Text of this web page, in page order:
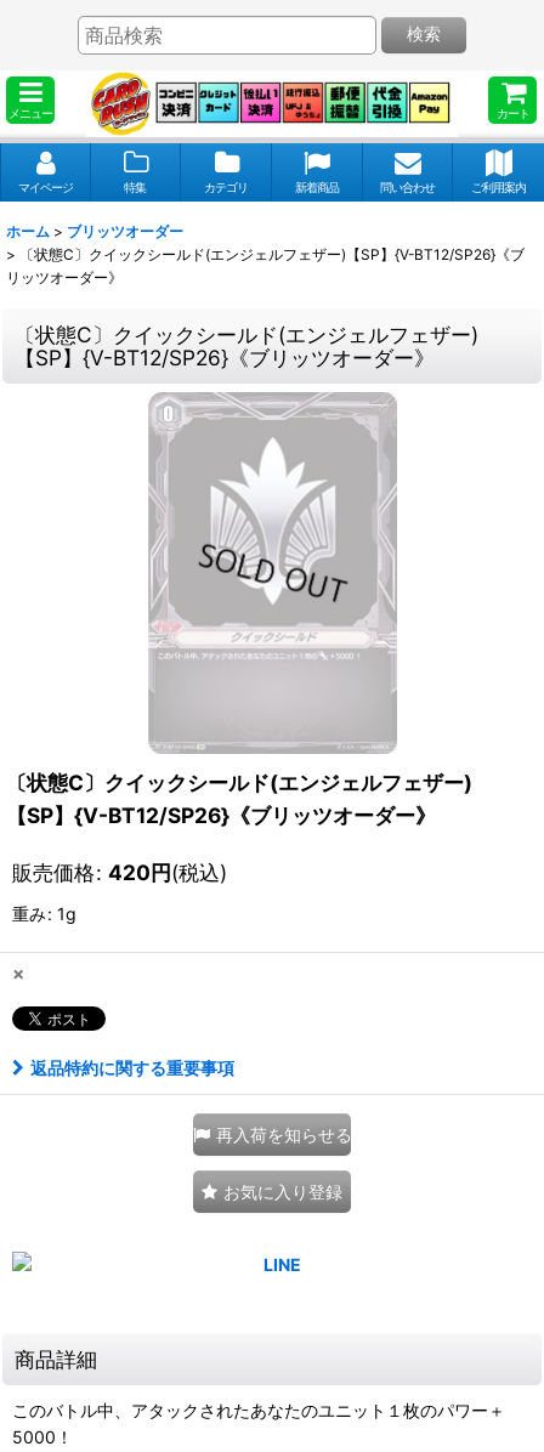
メニュー カート
検索
マイページ 特集 カテゴリ 新着商品 問い合わせ ご利用案内
ホーム > ブリッツオーダー
>
〔状態C〕クイックシールド(エンジェルフェザー)【SP】{V-BT12/SP26}《ブ
リッツオーダー》
〔状態C〕クイックシールド(エンジェルフェザー)
【SP】{V-BT12/SP26}《ブリッツオーダー》
〔状態C〕クイックシールド(エンジェルフェザー)
【SP】{V-BT12/SP26}《ブリッツオーダー》
販売価格: 420円(税込)
重み: 1g
×
返品特約に関する重要事項
再入荷を知らせる
お気に入り登録
商品詳細
このバトル中、アタックされたあなたのユニット１枚のパワー＋
5000！